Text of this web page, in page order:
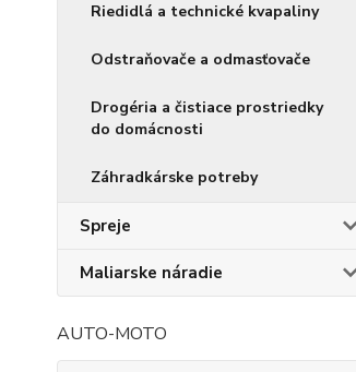
Riedidlá a technické kvapaliny
Odstraňovače a odmasťovače
Drogéria a čistiace prostriedky
do domácnosti
Záhradkárske potreby
Spreje
Maliarske náradie
AUTO-MOTO